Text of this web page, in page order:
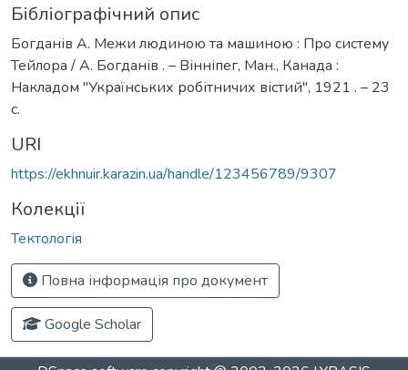
Бібліографічний опис
Богданів А. Межи людиною та машиною : Про систему
Тейлора / А. Богданів . – Вінніпег, Ман., Канада :
Накладом "Українських робітничих вістий", 1921 . – 23
с.
URI
https://ekhnuir.karazin.ua/handle/123456789/9307
Колекції
Тектологія
Повна інформація про документ
Google Scholar